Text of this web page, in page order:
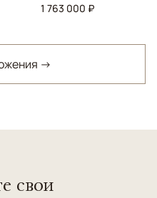
1 763 000 ₽
→
свои